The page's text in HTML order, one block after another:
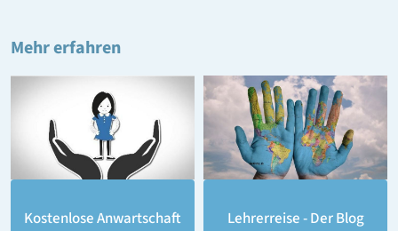
Mehr erfahren
Kostenlose Anwartschaft Lehrerreise - Der Blog